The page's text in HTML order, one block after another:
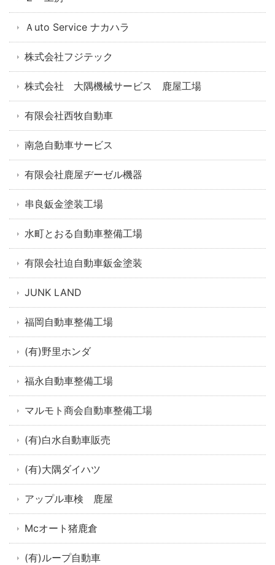
Ａuto Service ナカハラ
株式会社フジテック
株式会社 大隅機械サービス 鹿屋工場
有限会社西牧自動車
南急自動車サービス
有限会社鹿屋ヂーゼル機器
串良鈑金塗装工場
水町とおる自動車整備工場
有限会社迫自動車鈑金塗装
JUNK LAND
福岡自動車整備工場
(有)野里ホンダ
福永自動車整備工場
マルモト商会自動車整備工場
(有)白水自動車販売
(有)大隅ダイハツ
アップル車検 鹿屋
Mcオート猪鹿倉
(有)ループ自動車